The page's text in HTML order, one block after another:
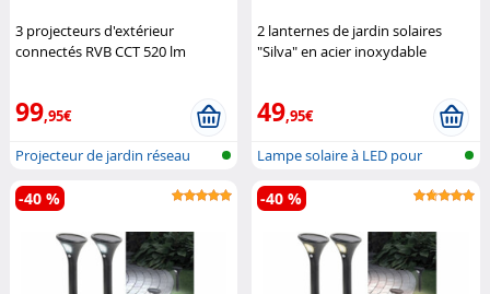
3 projecteurs d'extérieur
connectés RVB CCT 520 lm
99,95€
Projecteur de jardin réseau
sans fi...
2 lanternes de jardin solaires
"Silva" en acier inoxydable
49,95€
Lampe solaire à LED pour
l'extérieu...
-40 % -40 %